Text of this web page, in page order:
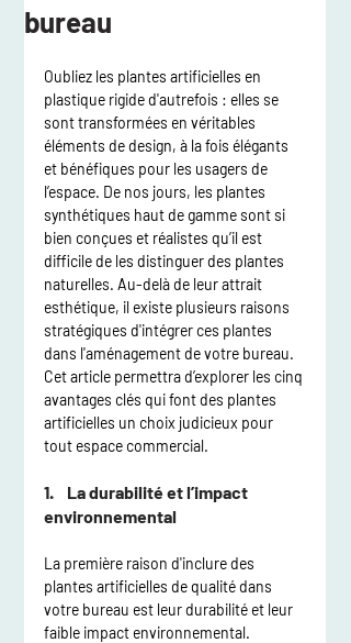
bureau
Oubliez les plantes artificielles en
plastique rigide d'autrefois : elles se
sont transformées en véritables
éléments de design, à la fois élégants
et bénéfiques pour les usagers de
l’espace. De nos jours, les plantes
synthétiques haut de gamme sont si
bien conçues et réalistes qu’il est
difficile de les distinguer des plantes
naturelles. Au-delà de leur attrait
esthétique, il existe plusieurs raisons
stratégiques d'intégrer ces plantes
dans l'aménagement de votre bureau.
Cet article permettra d’explorer les cinq
avantages clés qui font des plantes
artificielles un choix judicieux pour
tout espace commercial.
1.    La durabilité et l’impact
environnemental
La première raison d'inclure des
plantes artificielles de qualité dans
votre bureau est leur durabilité et leur
faible impact environnemental.